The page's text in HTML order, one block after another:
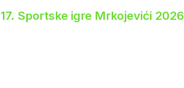
Sportske igre Mrkojevići 2026